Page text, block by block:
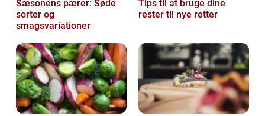
Sæsonens pærer: Søde
sorter og
smagsvariationer
Tips til at bruge dine
rester til nye retter